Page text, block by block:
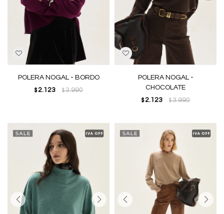
POLERA NOGAL - BORDO
$ 2.123 $3.990
POLERA NOGAL -
CHOCOLATE
$ 2.123 $3.990